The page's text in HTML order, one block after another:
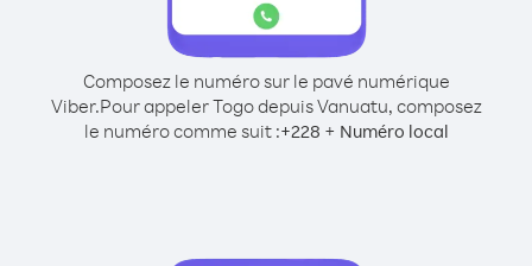
Composez le numéro sur le pavé numérique
Viber.Pour appeler Togo depuis Vanuatu, composez
le numéro comme suit :+228 + Numéro local